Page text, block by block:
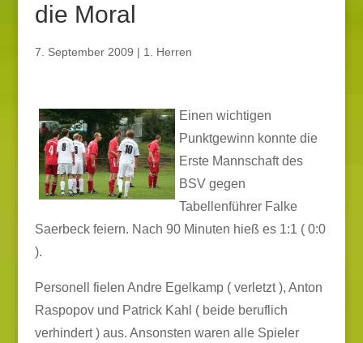
die Moral
7. September 2009 | 1. Herren
Einen wichtigen
Punktgewinn konnte die
Erste Mannschaft des
BSV gegen
Tabellenführer Falke
Saerbeck feiern. Nach 90 Minuten hieß es 1:1 ( 0:0
).
Personell fielen Andre Egelkamp ( verletzt ), Anton
Raspopov und Patrick Kahl ( beide beruflich
verhindert ) aus. Ansonsten waren alle Spieler